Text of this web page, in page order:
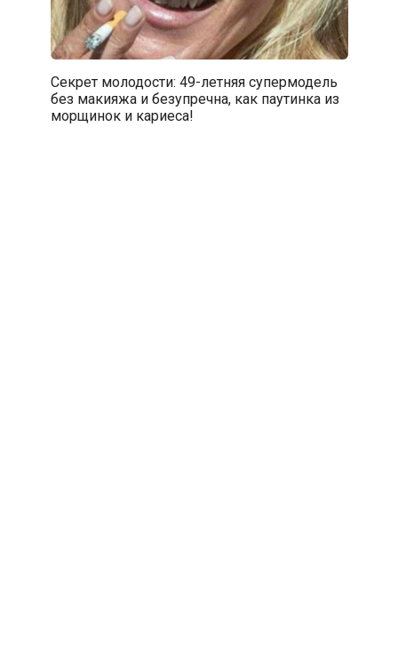
Секрет молодости: 49-летняя супермодель
без макияжа и безупречна, как паутинка из
морщинок и кариеса!